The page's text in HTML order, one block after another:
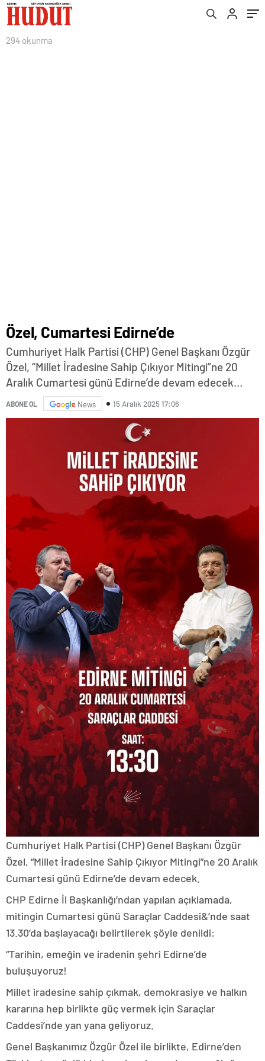
294 okunma
Özel, Cumartesi Edirne’de
Cumhuriyet Halk Partisi (CHP) Genel Başkanı Özgür
Özel, “Millet İradesine Sahip Çıkıyor Mitingi”ne 20
Aralık Cumartesi günü Edirne’de devam edecek…
ABONE OL News 15 Aralık 2025 17:06
Cumhuriyet Halk Partisi (CHP) Genel Başkanı Özgür
Özel, “Millet İradesine Sahip Çıkıyor Mitingi”ne 20 Aralık
Cumartesi günü Edirne’de devam edecek.
CHP Edirne İl Başkanlığı’ndan yapılan açıklamada,
mitingin Cumartesi günü Saraçlar Caddesi&’nde saat
13.30’da başlayacağı belirtilerek şöyle denildi:
“Tarihin, emeğin ve iradenin şehri Edirne’de
buluşuyoruz!
Millet iradesine sahip çıkmak, demokrasiye ve halkın
kararına hep birlikte güç vermek için Saraçlar
Caddesi’nde yan yana geliyoruz.
Genel Başkanımız Özgür Özel ile birlikte, Edirne’den